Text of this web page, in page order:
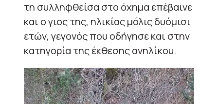
τη συλληφθείσα στο όχημα επέβαινε
και ο γιος της, ηλικίας μόλις δυόμισι
ετών, γεγονός που οδήγησε και στην
κατηγορία της έκθεσης ανηλίκου.